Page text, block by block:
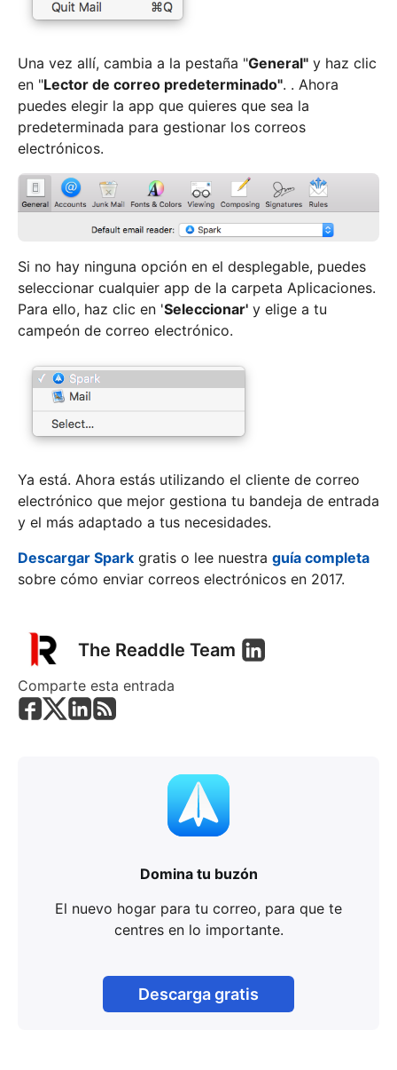
Una vez allí, cambia a la pestaña "General" y haz clic
en "Lector de correo predeterminado". . Ahora
puedes elegir la app que quieres que sea la
predeterminada para gestionar los correos
electrónicos.
Si no hay ninguna opción en el desplegable, puedes
seleccionar cualquier app de la carpeta Aplicaciones.
Para ello, haz clic en 'Seleccionar' y elige a tu
campeón de correo electrónico.
Ya está. Ahora estás utilizando el cliente de correo
electrónico que mejor gestiona tu bandeja de entrada
y el más adaptado a tus necesidades.
Descargar Spark gratis o lee nuestra guía completa
sobre cómo enviar correos electrónicos en 2017.
The Readdle Team
Comparte esta entrada
Domina tu buzón
El nuevo hogar para tu correo, para que te
centres en lo importante.
Descarga gratis